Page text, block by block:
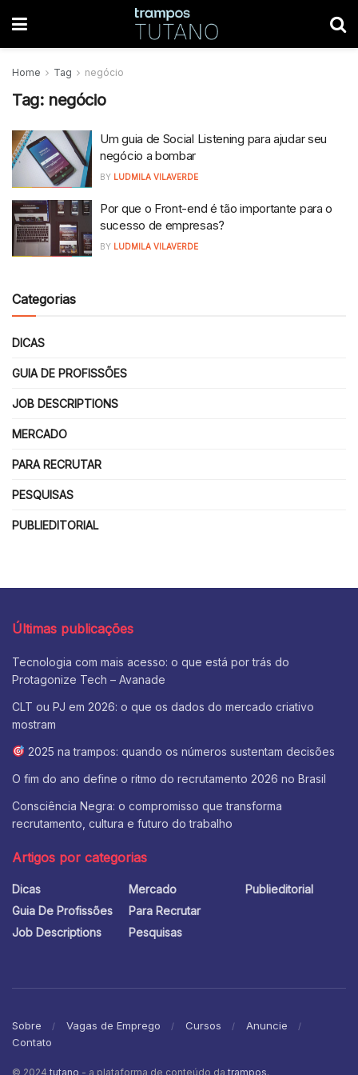
Home Tag negócio
Tag: negócio
Um guia de Social Listening para ajudar seu
negócio a bombar
BY LUDMILA VILAVERDE
Por que o Front-end é tão importante para o
sucesso de empresas?
BY LUDMILA VILAVERDE
Categorias
DICAS
GUIA DE PROFISSÕES
JOB DESCRIPTIONS
MERCADO
PARA RECRUTAR
PESQUISAS
PUBLIEDITORIAL
Últimas publicações
Tecnologia com mais acesso: o que está por trás do
Protagonize Tech – Avanade
CLT ou PJ em 2026: o que os dados do mercado criativo
mostram
2025 na trampos: quando os números sustentam decisões
O fim do ano define o ritmo do recrutamento 2026 no Brasil
Consciência Negra: o compromisso que transforma
recrutamento, cultura e futuro do trabalho
Artigos por categorias
Dicas
Guia De Profissões
Job Descriptions
Mercado
Para Recrutar
Pesquisas
Publieditorial
Sobre Vagas de Emprego Cursos
Anuncie
Contato
© 2024 tutano - a plataforma de conteúdo da trampos.